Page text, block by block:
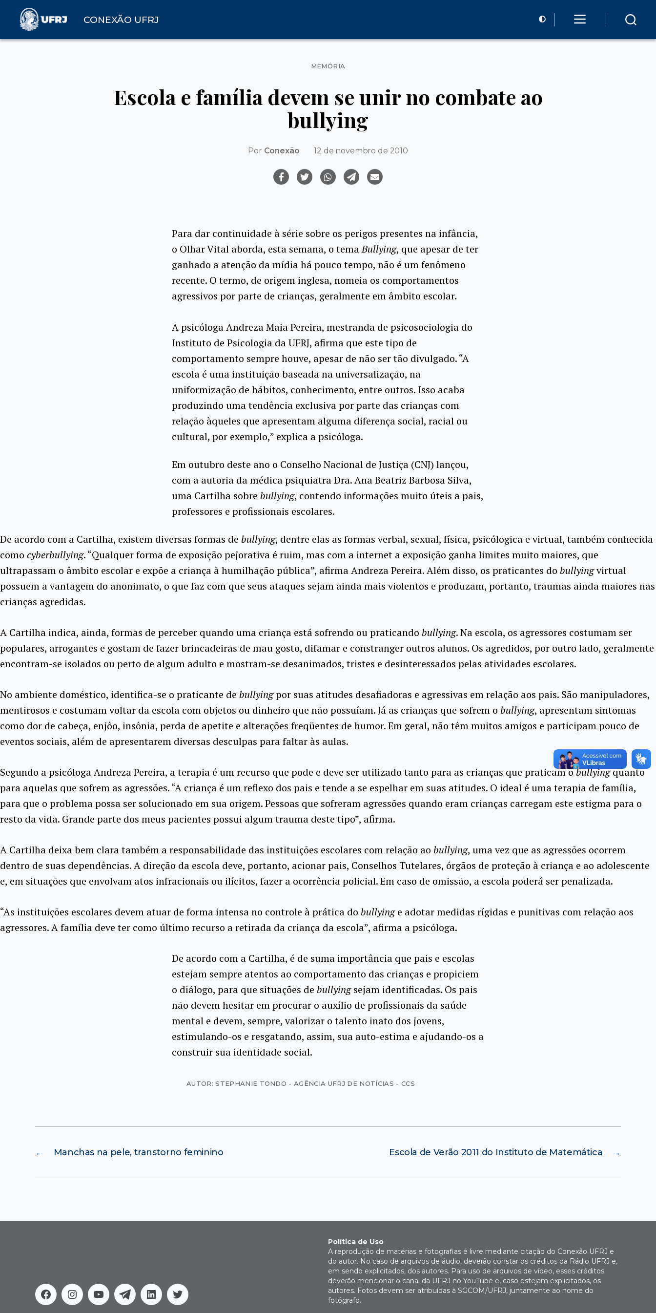
CONEXÃO UFRJ
Categorias
MEMÓRIA
Escola e família devem se unir no combate ao
bullying
Por Conexão 12 de novembro de 2010
Para dar continuidade à série sobre os perigos presentes na infância,
o Olhar Vital aborda, esta semana, o temaBullying, que apesar de ter
ganhado a atenção da mídia há pouco tempo, não é um fenômeno
recente. O termo, de origem inglesa, nomeia os comportamentos
agressivos por parte de crianças, geralmente em âmbito escolar.
A psicóloga Andreza Maia Pereira, mestranda de psicosociologia do
Instituto de Psicologia da UFRJ, afirma que este tipo de
comportamento sempre houve, apesar de não ser tão divulgado. “A
escola é uma instituição baseada na universalização, na
uniformização de hábitos, conhecimento, entre outros. Isso acaba
produzindo uma tendência exclusiva por parte das crianças com
relação àqueles que apresentam alguma diferença social, racial ou
cultural, por exemplo,” explica a psicóloga.
Em outubro deste ano o Conselho Nacional de Justiça (CNJ) lançou,
com a autoria da médica psiquiatra Dra. Ana Beatriz Barbosa Silva,
uma Cartilha sobre bullying, contendo informações muito úteis a pais,
professores e profissionais escolares.
De acordo com a Cartilha, existem diversas formas de bullying, dentre elas as formas verbal, sexual, física, psicólogica e virtual, também conhecida
como cyberbullying. “Qualquer forma de exposição pejorativa é ruim, mas com a internet a exposição ganha limites muito maiores, que
ultrapassam o âmbito escolar e expõe a criança à humilhação pública”, afirma Andreza Pereira. Além disso, os praticantes do bullyingvirtual
possuem a vantagem do anonimato, o que faz com que seus ataques sejam ainda mais violentos e produzam, portanto, traumas ainda maiores nas
crianças agredidas.
A Cartilha indica, ainda, formas de perceber quando uma criança está sofrendo ou praticando bullying. Na escola, os agressores costumam ser
populares, arrogantes e gostam de fazer brincadeiras de mau gosto, difamar e constranger outros alunos. Os agredidos, por outro lado, geralmente
encontram-se isolados ou perto de algum adulto e mostram-se desanimados, tristes e desinteressados pelas atividades escolares.
No ambiente doméstico, identifica-se o praticante de bullyingpor suas atitudes desafiadoras e agressivas em relação aos pais. São manipuladores,
mentirosos e costumam voltar da escola com objetos ou dinheiro que não possuíam. Já as crianças que sofrem o bullying, apresentam sintomas
como dor de cabeça, enjôo, insônia, perda de apetite e alterações freqüentes de humor. Em geral, não têm muitos amigos e participam pouco de
eventos sociais, além de apresentarem diversas desculpas para faltar às aulas.
Segundo a psicóloga Andreza Pereira, a terapia é um recurso que pode e deve ser utilizado tanto para as crianças que praticam obullyingquanto
para aquelas que sofrem as agressões. “A criança é um reflexo dos pais e tende a se espelhar em suas atitudes. O ideal é uma terapia de família,
para que o problema possa ser solucionado em sua origem. Pessoas que sofreram agressões quando eram crianças carregam este estigma para o
resto da vida. Grande parte dos meus pacientes possui algum trauma deste tipo”, afirma.
A Cartilha deixa bem clara também a responsabilidade das instituições escolares com relação ao bullying, uma vez que as agressões ocorrem
dentro de suas dependências. A direção da escola deve, portanto, acionar pais, Conselhos Tutelares, órgãos de proteção à criança e ao adolescente
e, em situações que envolvam atos infracionais ou ilícitos, fazer a ocorrência policial. Em caso de omissão, a escola poderá ser penalizada.
“As instituições escolares devem atuar de forma intensa no controle à prática do bullyinge adotar medidas rígidas e punitivas com relação aos
agressores. A família deve ter como último recurso a retirada da criança da escola”, afirma a psicóloga.
De acordo com a Cartilha, é de suma importância que pais e escolas
estejam sempre atentos ao comportamento das crianças e propiciem
o diálogo, para que situações de bullyingsejam identificadas. Os pais
não devem hesitar em procurar o auxílio de profissionais da saúde
mental e devem, sempre, valorizar o talento inato dos jovens,
estimulando-os e resgatando, assim, sua auto-estima e ajudando-os a
construir sua identidade social.
AUTOR: STEPHANIE TONDO - AGÊNCIA UFRJ DE NOTÍCIAS - CCS
← Manchas na pele, transtorno feminino →
Escola de Verão 2011 do Instituto de Matemática
FacebookInstagram
YoutubeTelegramLinkedinTwitter
Política de Uso
A reprodução de matérias e fotografias é livre mediante citação do Conexão UFRJ e
do autor. No caso de arquivos de áudio, deverão constar os créditos da Rádio UFRJ e,
em sendo explicitados, dos autores. Para uso de arquivos de vídeo, esses créditos
deverão mencionar o canal da UFRJ no YouTube e, caso estejam explicitados, os
autores. Fotos devem ser atribuídas à SGCOM/UFRJ, juntamente ao nome do
fotógrafo.